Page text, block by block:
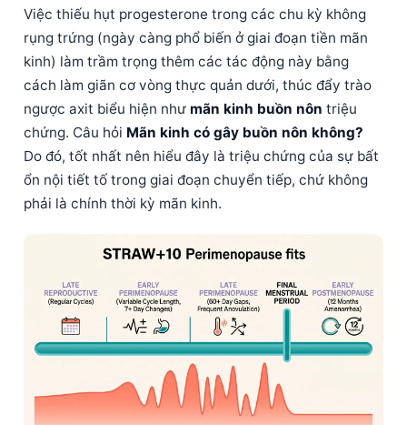
Việc thiếu hụt progesterone trong các chu kỳ không
rụng trứng (ngày càng phổ biến ở giai đoạn tiền mãn
kinh) làm trầm trọng thêm các tác động này bằng
cách làm giãn cơ vòng thực quản dưới, thúc đẩy trào
ngược axit biểu hiện như mãn kinh buồn nôn triệu
chứng. Câu hỏi Mãn kinh có gây buồn nôn không?
Do đó, tốt nhất nên hiểu đây là triệu chứng của sự bất
ổn nội tiết tố trong giai đoạn chuyển tiếp, chứ không
phải là chính thời kỳ mãn kinh.